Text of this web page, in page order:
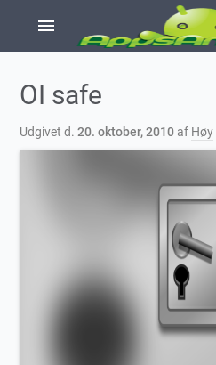
menu
OI safe
Udgivet d.20. oktober, 2010af Høy